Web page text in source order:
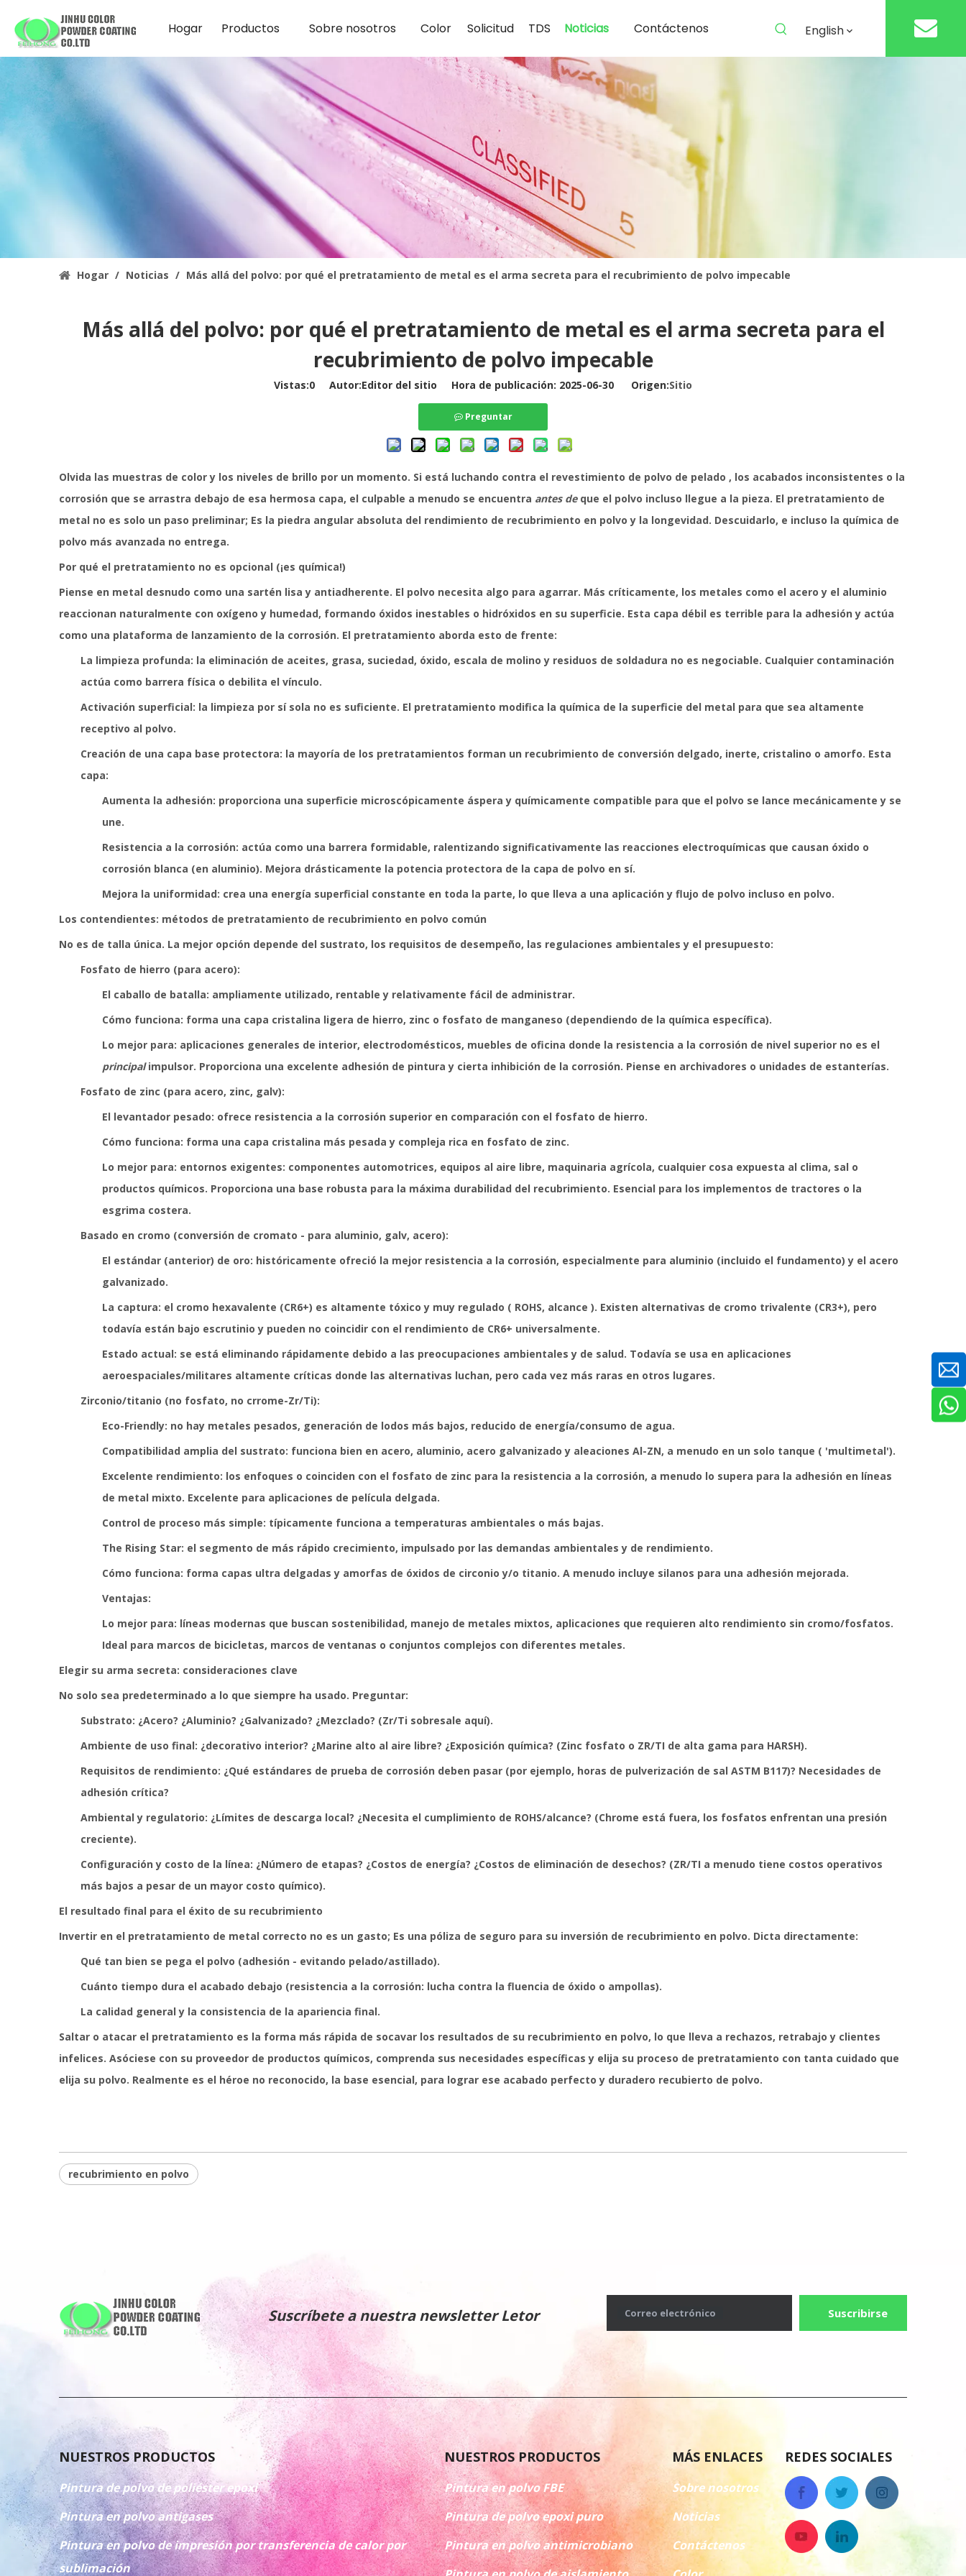
Hogar Productos Sobre nosotros Color Solicitud TDS Noticias Contáctenos English
Hogar / Noticias / Más allá del polvo: por qué el pretratamiento de metal es el arma secreta para el recubrimiento de polvo impecable
Más allá del polvo: por qué el pretratamiento de metal es el arma secreta para el
recubrimiento de polvo impecable
Vistas:0 Autor:Editor del sitio Hora de publicación: 2025-06-30 Origen:Sitio
Preguntar
Olvida las muestras de color y los niveles de brillo por un momento. Si está luchando contra el revestimiento de polvo de pelado , los acabados inconsistentes o la
corrosión que se arrastra debajo de esa hermosa capa, el culpable a menudo se encuentra antes de que el polvo incluso llegue a la pieza. El pretratamiento de
metal no es solo un paso preliminar; Es la piedra angular absoluta del rendimiento de recubrimiento en polvo y la longevidad. Descuidarlo, e incluso la química de
polvo más avanzada no entrega.
Por qué el pretratamiento no es opcional (¡es química!)
Piense en metal desnudo como una sartén lisa y antiadherente. El polvo necesita algo para agarrar. Más críticamente, los metales como el acero y el aluminio
reaccionan naturalmente con oxígeno y humedad, formando óxidos inestables o hidróxidos en su superficie. Esta capa débil es terrible para la adhesión y actúa
como una plataforma de lanzamiento de la corrosión. El pretratamiento aborda esto de frente:
La limpieza profunda: la eliminación de aceites, grasa, suciedad, óxido, escala de molino y residuos de soldadura no es negociable. Cualquier contaminación
actúa como barrera física o debilita el vínculo.
Activación superficial: la limpieza por sí sola no es suficiente. El pretratamiento modifica la química de la superficie del metal para que sea altamente
receptivo al polvo.
Creación de una capa base protectora: la mayoría de los pretratamientos forman un recubrimiento de conversión delgado, inerte, cristalino o amorfo. Esta
capa:
Aumenta la adhesión: proporciona una superficie microscópicamente áspera y químicamente compatible para que el polvo se lance mecánicamente y se
une.
Resistencia a la corrosión: actúa como una barrera formidable, ralentizando significativamente las reacciones electroquímicas que causan óxido o
corrosión blanca (en aluminio). Mejora drásticamente la potencia protectora de la capa de polvo en sí.
Mejora la uniformidad: crea una energía superficial constante en toda la parte, lo que lleva a una aplicación y flujo de polvo incluso en polvo.
Los contendientes: métodos de pretratamiento de recubrimiento en polvo común
No es de talla única. La mejor opción depende del sustrato, los requisitos de desempeño, las regulaciones ambientales y el presupuesto:
Fosfato de hierro (para acero):
El caballo de batalla: ampliamente utilizado, rentable y relativamente fácil de administrar.
Cómo funciona: forma una capa cristalina ligera de hierro, zinc o fosfato de manganeso (dependiendo de la química específica).
Lo mejor para: aplicaciones generales de interior, electrodomésticos, muebles de oficina donde la resistencia a la corrosión de nivel superior no es el
principalimpulsor. Proporciona una excelente adhesión de pintura y cierta inhibición de la corrosión. Piense en archivadores o unidades de estanterías.
Fosfato de zinc (para acero, zinc, galv):
El levantador pesado: ofrece resistencia a la corrosión superior en comparación con el fosfato de hierro.
Cómo funciona: forma una capa cristalina más pesada y compleja rica en fosfato de zinc.
Lo mejor para: entornos exigentes: componentes automotrices, equipos al aire libre, maquinaria agrícola, cualquier cosa expuesta al clima, sal o
productos químicos. Proporciona una base robusta para la máxima durabilidad del recubrimiento. Esencial para los implementos de tractores o la
esgrima costera.
Basado en cromo (conversión de cromato - para aluminio, galv, acero):
El estándar (anterior) de oro: históricamente ofreció la mejor resistencia a la corrosión, especialmente para aluminio (incluido el fundamento) y el acero
galvanizado.
La captura: el cromo hexavalente (CR6+) es altamente tóxico y muy regulado ( ROHS, alcance ). Existen alternativas de cromo trivalente (CR3+), pero
todavía están bajo escrutinio y pueden no coincidir con el rendimiento de CR6+ universalmente.
Estado actual: se está eliminando rápidamente debido a las preocupaciones ambientales y de salud. Todavía se usa en aplicaciones
aeroespaciales/militares altamente críticas donde las alternativas luchan, pero cada vez más raras en otros lugares.
Zirconio/titanio (no fosfato, no crrome-Zr/Ti):
Eco-Friendly: no hay metales pesados, generación de lodos más bajos, reducido de energía/consumo de agua.
Compatibilidad amplia del sustrato: funciona bien en acero, aluminio, acero galvanizado y aleaciones Al-ZN, a menudo en un solo tanque ( 'multimetal').
Excelente rendimiento: los enfoques o coinciden con el fosfato de zinc para la resistencia a la corrosión, a menudo lo supera para la adhesión en líneas
de metal mixto. Excelente para aplicaciones de película delgada.
Control de proceso más simple: típicamente funciona a temperaturas ambientales o más bajas.
The Rising Star: el segmento de más rápido crecimiento, impulsado por las demandas ambientales y de rendimiento.
Cómo funciona: forma capas ultra delgadas y amorfas de óxidos de circonio y/o titanio. A menudo incluye silanos para una adhesión mejorada.
Ventajas:
Lo mejor para: líneas modernas que buscan sostenibilidad, manejo de metales mixtos, aplicaciones que requieren alto rendimiento sin cromo/fosfatos.
Ideal para marcos de bicicletas, marcos de ventanas o conjuntos complejos con diferentes metales.
Elegir su arma secreta: consideraciones clave
No solo sea predeterminado a lo que siempre ha usado. Preguntar:
Substrato: ¿Acero? ¿Aluminio? ¿Galvanizado? ¿Mezclado? (Zr/Ti sobresale aquí).
Ambiente de uso final: ¿decorativo interior? ¿Marine alto al aire libre? ¿Exposición química? (Zinc fosfato o ZR/TI de alta gama para HARSH).
Requisitos de rendimiento: ¿Qué estándares de prueba de corrosión deben pasar (por ejemplo, horas de pulverización de sal ASTM B117)? Necesidades de
adhesión crítica?
Ambiental y regulatorio: ¿Límites de descarga local? ¿Necesita el cumplimiento de ROHS/alcance? (Chrome está fuera, los fosfatos enfrentan una presión
creciente).
Configuración y costo de la línea: ¿Número de etapas? ¿Costos de energía? ¿Costos de eliminación de desechos? (ZR/TI a menudo tiene costos operativos
más bajos a pesar de un mayor costo químico).
El resultado final para el éxito de su recubrimiento
Invertir en el pretratamiento de metal correcto no es un gasto; Es una póliza de seguro para su inversión de recubrimiento en polvo. Dicta directamente:
Qué tan bien se pega el polvo (adhesión - evitando pelado/astillado).
Cuánto tiempo dura el acabado debajo (resistencia a la corrosión: lucha contra la fluencia de óxido o ampollas).
La calidad general y la consistencia de la apariencia final.
Saltar o atacar el pretratamiento es la forma más rápida de socavar los resultados de su recubrimiento en polvo, lo que lleva a rechazos, retrabajo y clientes
infelices. Asóciese con su proveedor de productos químicos, comprenda sus necesidades específicas y elija su proceso de pretratamiento con tanta cuidado que
elija su polvo. Realmente es el héroe no reconocido, la base esencial, para lograr ese acabado perfecto y duradero recubierto de polvo.
recubrimiento en polvo
Suscríbete a nuestra newsletter Letor Correo electrónico Suscribirse
NUESTROS PRODUCTOS
Pintura de polvo de poliéster epoxi
Pintura en polvo antigases
Pintura en polvo de impresión por transferencia de calor por
sublimación
NUESTROS PRODUCTOS
Pintura en polvo FBE
Pintura de polvo epoxi puro
Pintura en polvo antimicrobiano
MÁS ENLACES
Sobre nosotros
Noticias
Contáctenos
REDES SOCIALES